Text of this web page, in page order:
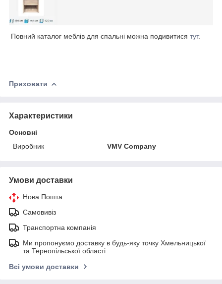
Повний каталог меблів для спальні можна подивитися тут.
Приховати
Характеристики
Основні
Виробник
VMV Company
Умови доставки
Нова Пошта
Самовивіз
Транспортна компанія
Ми пропонуємо доставку в будь-яку точку Хмельницької
та Тернопільської області
Всі умови доставки